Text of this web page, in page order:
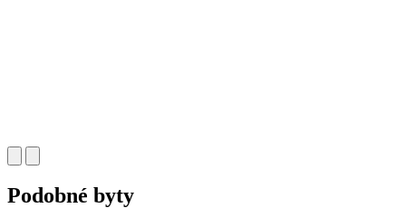
Podobné byty